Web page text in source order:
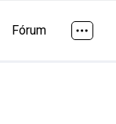
Fórum